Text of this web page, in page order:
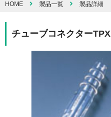
HOME 製品一覧 製品詳細
チューブコネクターTPX